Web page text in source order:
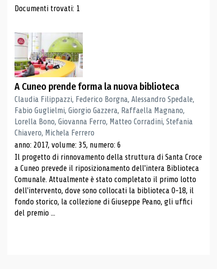
Risultati di ricerca
Documenti trovati: 1
A Cuneo prende forma la nuova biblioteca
Claudia Filippazzi, Federico Borgna, Alessandro Spedale,
Fabio Guglielmi, Giorgio Gazzera, Raffaella Magnano,
Lorella Bono, Giovanna Ferro, Matteo Corradini, Stefania
Chiavero, Michela Ferrero
anno: 2017, volume: 35, numero: 6
Il progetto di rinnovamento della struttura di Santa Croce
a Cuneo prevede il riposizionamento dell'intera Biblioteca
Comunale. Attualmente è stato completato il primo lotto
dell'intervento, dove sono collocati la biblioteca 0-18, il
fondo storico, la collezione di Giuseppe Peano, gli uffici
del premio ...